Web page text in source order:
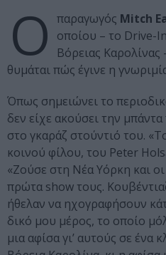
Ο παραγωγός Mitch
οποίου – το Drive-
Βόρειας
θυμάται πώς έγινε η
Όπως σημειώνει το
δεν είχε ακούσει την
στο γκαράζ στούντιό του.
κοινού φίλου, του Peter
«Ζούσε στη Νέα Υόρκη και οι
πρώτα show τους.
ήθελαν να ηχογραφήσουν
δικό μου μέρος, το οποίο
μια αφίσα γι’ αυτούς σε ένα